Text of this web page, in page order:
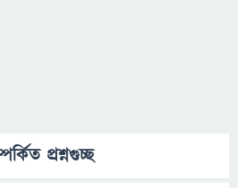
প্রশ্নগুচ্ছ